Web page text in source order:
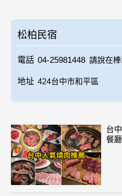
松柏民宿
電話 04-25981448 請說在棒
地址 424台中市和平區
台
餐廳